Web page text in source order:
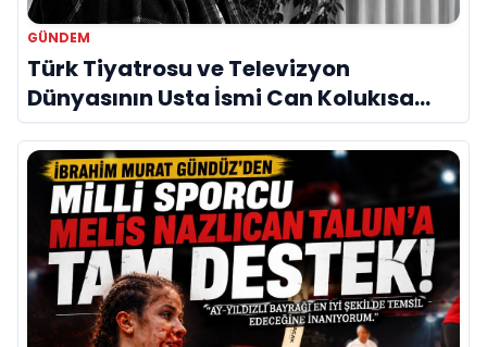
GÜNDEM
Türk Tiyatrosu ve Televizyon
Dünyasının Usta İsmi Can Kolukısa
Hayatını Kaybetti